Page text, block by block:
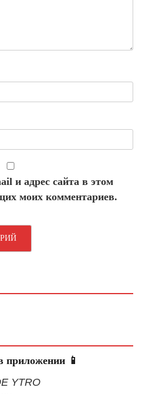
и адрес сайта в этом
моих комментариев.
приложении 📱
YTRO